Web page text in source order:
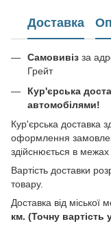
Доставка
Самовивіз за
Грейт
Кур'єрська
автомобілями!
Кур'єрська доставка
оформлення
здійснюється в межах
Вартість доставки
товару.
Доставка від міської
км. (Точну